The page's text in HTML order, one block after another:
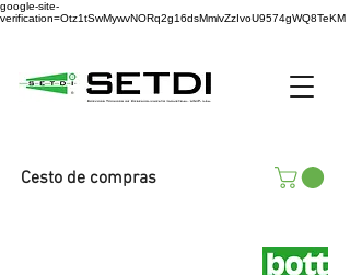
google-site-
verification=Otz1tSwMywvNORq2g16dsMmlvZzIvoU9574gWQ8TeKM
Cesto de compras